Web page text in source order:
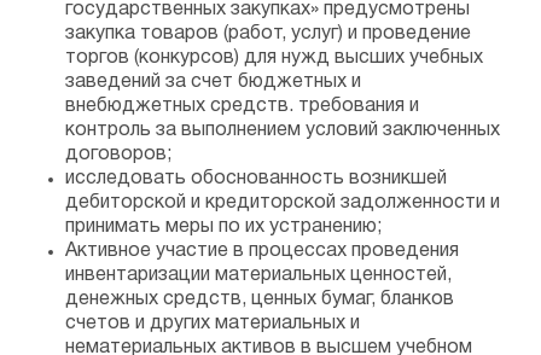
государственных закупках» предусмотрены
закупка товаров (работ, услуг) и проведение
торгов (конкурсов) для нужд высших учебных
заведений за счет бюджетных и
внебюджетных средств. требования и
контроль за выполнением условий заключенных
договоров;
исследовать обоснованность возникшей
дебиторской и кредиторской задолженности и
принимать меры по их устранению;
Активное участие в процессах проведения
инвентаризации материальных ценностей,
денежных средств, ценных бумаг, бланков
счетов и других материальных и
нематериальных активов в высшем учебном